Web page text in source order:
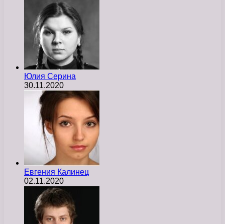
Юлия Серина
30.11.2020
Евгения Калинец
02.11.2020